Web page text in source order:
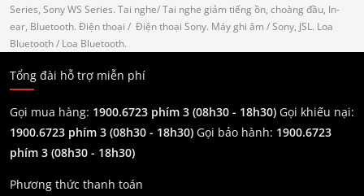
Series, Sony WS Series. Tai nghe/ Tai nghe giảm tiếng ồn, choàng đầu, In-
ear, Bluetooth. Điện thoại / Điện thoại Sony. Máy ghi âm / Sony, JSL. Loa
Bluetooth/ Loa Bluetooth.
Tổng đài hỗ trợ miễn phí
Gọi mua hàng: 1900.6723 phím 3 (08h30 - 18h30) Gọi khiếu nại:
1900.6723 phím 3 (08h30 - 18h30) Gọi bảo hành: 1900.6723
phím 3 (08h30 - 18h30)
Phương thức thanh toán